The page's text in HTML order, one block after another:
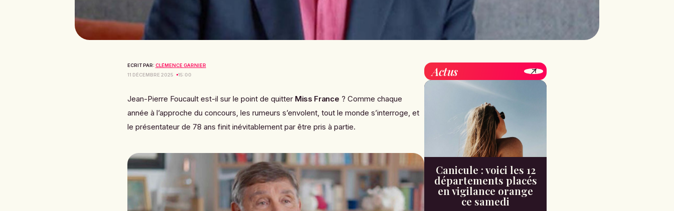
ECRIT PAR: CLÉMENCE GARNIER
11 DÉCEMBRE 2025
15:00
Jean-Pierre Foucault est-il sur le point de quitter Miss France ? Comme chaque
année à l’approche du concours, les rumeurs s’envolent, tout le monde s’interroge, et
le présentateur de 78 ans finit inévitablement par être pris à partie.
Actus
Canicule : voici les 12
départements placés
en vigilance orange
ce samedi